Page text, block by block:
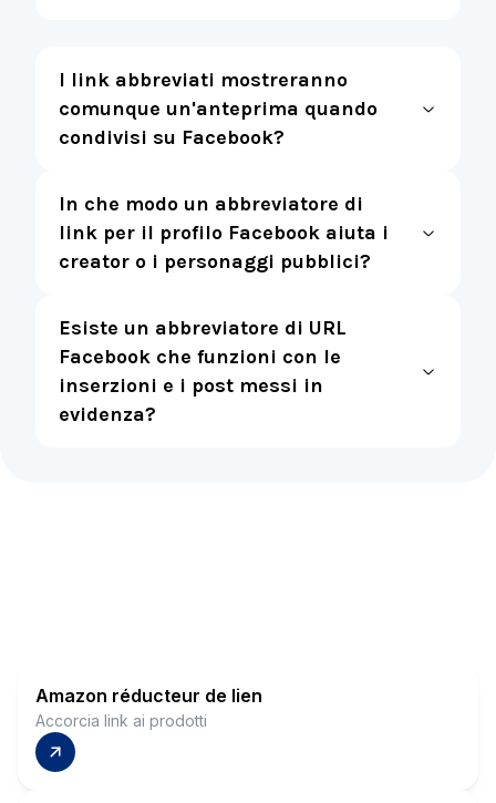
I link abbreviati mostreranno
comunque un'anteprima quando
condivisi su Facebook?
In che modo un abbreviatore di
link per il profilo Facebook aiuta i
creator o i personaggi pubblici?
Esiste un abbreviatore di URL
Facebook che funzioni con le
inserzioni e i post messi in
evidenza?
Amazon réducteur de lien
Accorcia link ai prodotti